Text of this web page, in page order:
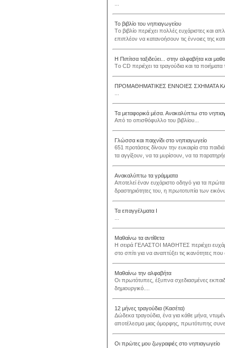
Το βιβλίο του νηπιαγωγείου
Tο βιβλίο περιέχει πολλές ευχάριστες και
επιπλέον να κατανοήσουν τις έννοιες της
Η Πιπίτσα ταξιδεύει... στην αλφαβήτα και
Tο CD περιέχει τα τραγούδια και τα
ΠΡΟΜΑΘΗΜΑΤΙΚΕΣ ΕΝΝΟΙΕΣ ΣΧΗΜΑΤΑ
Τα μεταφορικά μέσα. Ανακαλύπτω στο
Από το οπισθόφυλλο του βιβλίου...
Γλώσσα και παιχνίδι στο νηπιαγωγείο
651 προτάσεις δίνουν την ευκαιρία στα
τα αγγίξουν, να τα μυρίσουν, να τα
Ανακαλύπτω τα γράμματα
Αποτελεί έναν ευχάριστο οδηγό για τα
δραστηριότητες του, η πρωτοτυπία των
Τα επαγγέλματα Ι
Μαθαίνω τα αντίθετα
Η σειρά ΓΕΛΑΣΤΟΙ ΜΑΘΗΤΕΣ περιέχει
στο σπίτι για να αναπτύξει τις ικανότητες
Μαθαίνω την αλφαβήτα
Οι πρωτότυπες, έξυπνα σχεδιασμένες
δημιουργικό....
12 μήνες τραγούδια (Κασέτα)
Δώδεκα τραγούδια, ένα για κάθε μήνα,
αποτέλεσμα μιας όμορφης, πρωτότυπης
Οι πρώτες μου ζωγραφιές στο νηπιαγωγείο